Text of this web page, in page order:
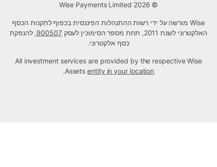
Wise מורשה על ידי רשות ההתנהלות הפיננסית בכפוף לתקנות הכסף
האלקטרוני לשנת 2011, תחת מספר הסימוכין לעסק
900507, להנפקת
כסף אלקטרוני.
All investment services are provided by the respective Wise
Assetsentity in your location
.